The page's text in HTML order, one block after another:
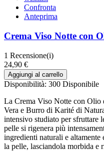
Confronta
Anteprima
Crema Viso Notte con
1 Recensione(i)
24,90 €
Aggiungi al carrello
Disponibilità: 300 Disponibile
La Crema Viso Notte con
Vera e Burro di Karité di
intensivo studiato per sfruttare
pelle si rigenera più
ingredienti naturali e altamente
la pelle, lasciandola morbida e